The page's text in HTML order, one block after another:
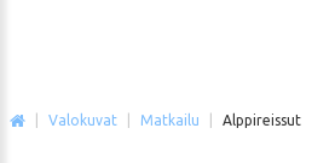
Valokuvat Matkailu Alppireissut